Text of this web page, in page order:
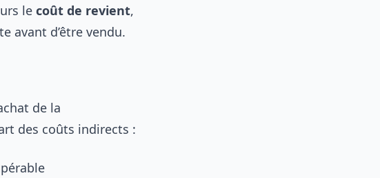
le coût de revient,
avant d’être vendu.
de la
des coûts indirects :